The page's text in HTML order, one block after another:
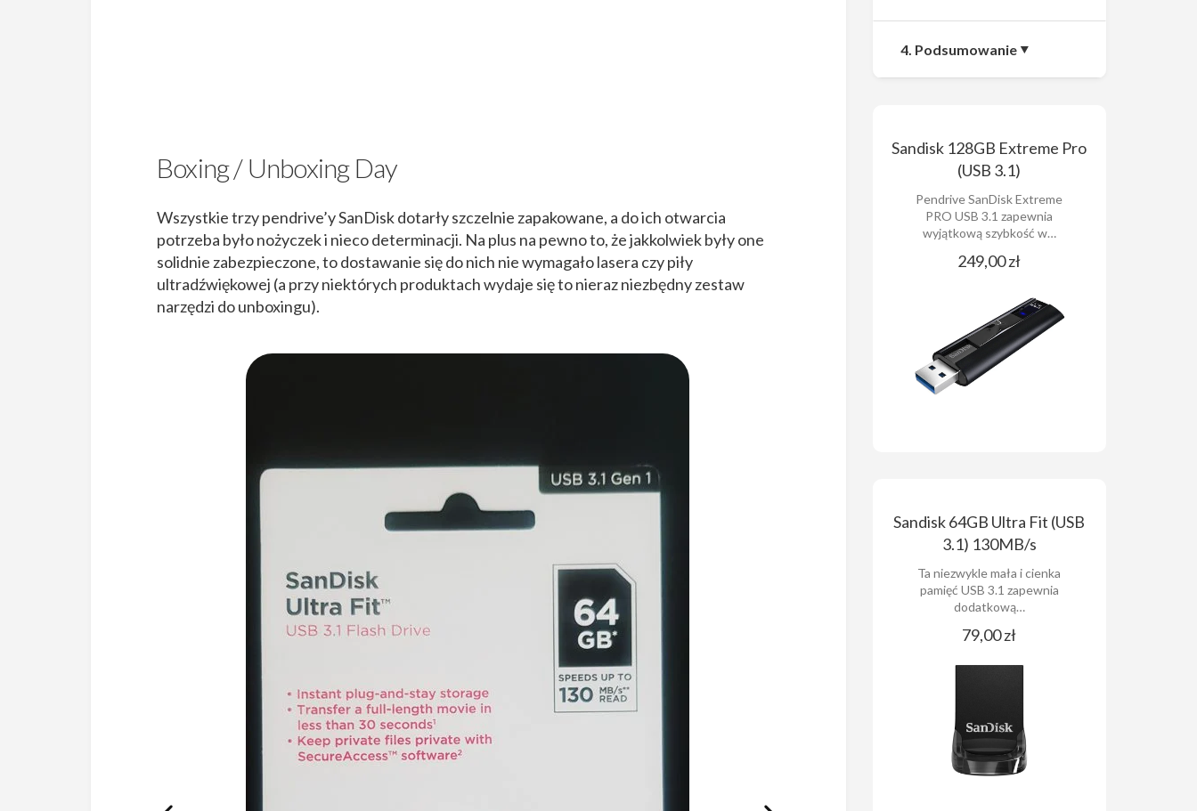
Boxing / Unboxing Day
Wszystkie trzy pendrive’y SanDisk dotarły szczelnie zapakowane, a do ich otwarcia
potrzeba było nożyczek i nieco determinacji. Na plus na pewno to, że jakkolwiek były one
solidnie zabezpieczone, to dostawanie się do nich nie wymagało lasera czy piły
ultradźwiękowej (a przy niektórych produktach wydaje się to nieraz niezbędny zestaw
narzędzi do unboxingu).
4. Podsumowanie
Sandisk 128GB Extreme Pro
(USB 3.1)
Pendrive SanDisk Extreme
PRO USB 3.1 zapewnia
wyjątkową szybkość w…
249,00 zł
Sandisk 64GB Ultra Fit (USB
3.1) 130MB/s
Ta niezwykle mała i cienka
pamięć USB 3.1 zapewnia
dodatkową…
79,00 zł